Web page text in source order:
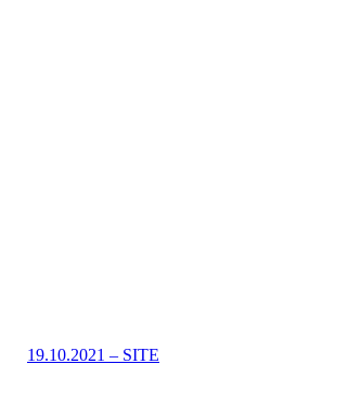
19.10.2021 – SITE